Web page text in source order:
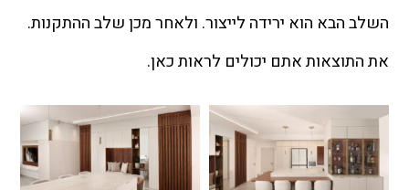
השלב הבא הוא ירידה לייצור. ולאחר מכן שלב ההתקנות.
את התוצאות אתם יכולים לראות כאן.